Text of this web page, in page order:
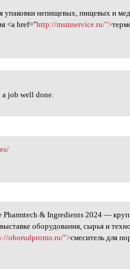
непищевых, пищевых и
<a href="http://msmservice.ru/">
job well done.
Pharmtech & Ingredients 2024 —
оборудования, сырья и
oborudpromo.ru/">смеситель для